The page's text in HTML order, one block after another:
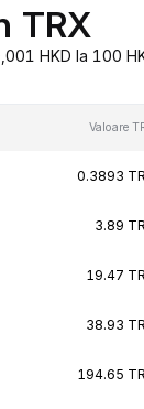
TRX
HKD la 100
Valoare
0.3893
3.89
19.47
38.93
194.65